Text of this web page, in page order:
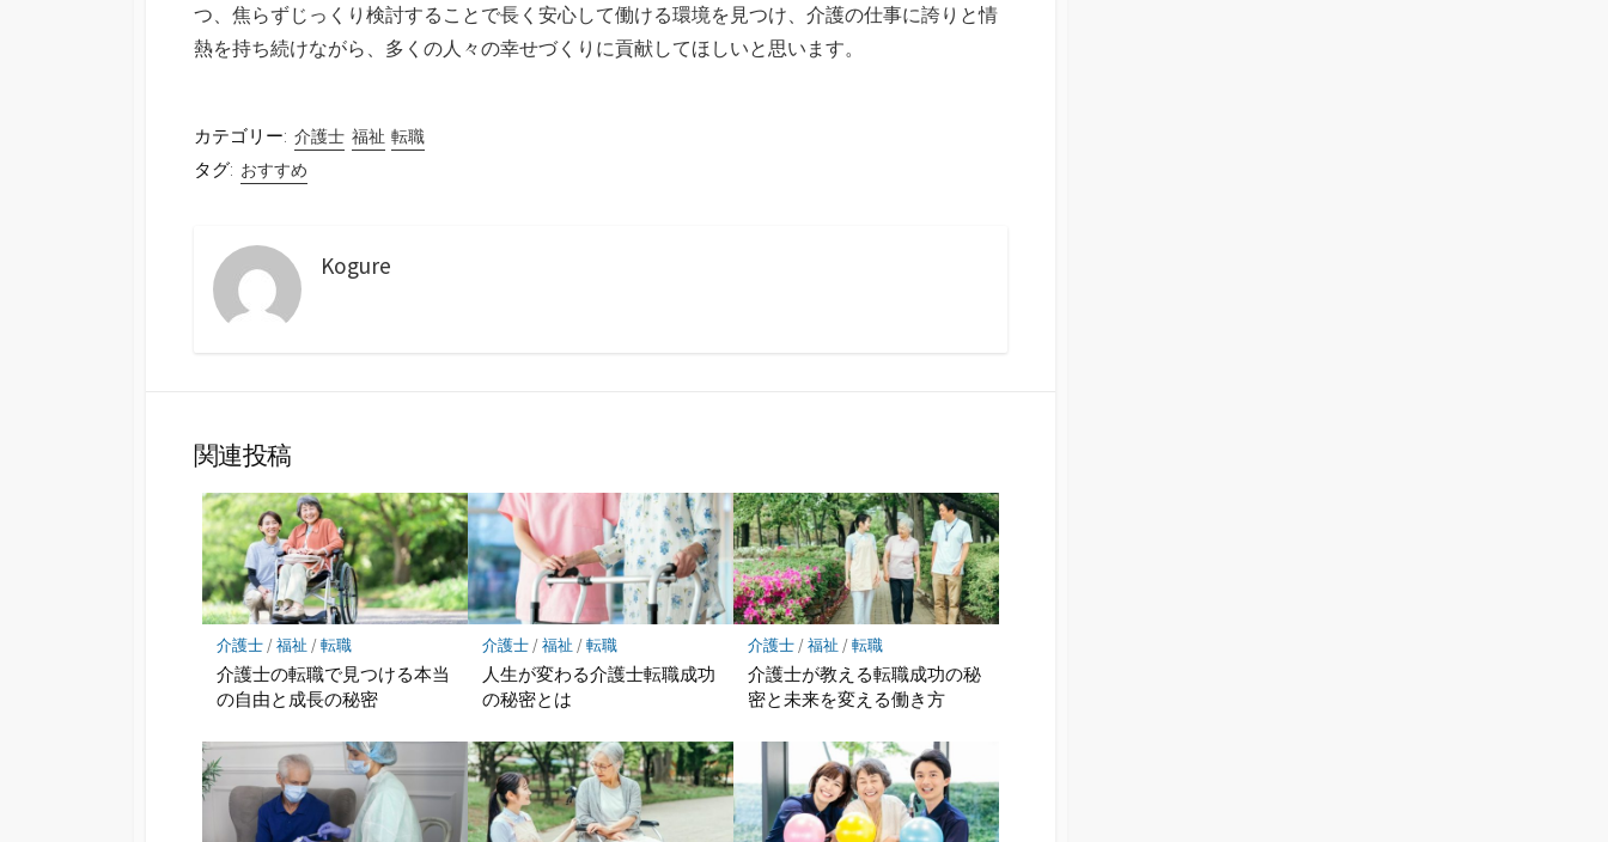
つ、焦らずじっくり検討することで長く安心して働ける環境を見つけ、介護の仕事に誇りと情
熱を持ち続けながら、多くの人々の幸せづくりに貢献してほしいと思います。
カテゴリー: 介護士 福祉 転職
タグ: おすすめ
Kogure
関連投稿
介護士/福祉/転職
介護士の転職で見つける本当
の自由と成長の秘密
介護士/福祉/転職
人生が変わる介護士転職成功
の秘密とは
介護士/福祉/転職
介護士が教える転職成功の秘
密と未来を変える働き方